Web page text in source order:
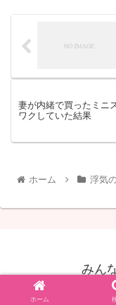
妻が内緒で買ったミニ
ワクしていた結果
ホーム 浮気
みん
© 2019
ホーム